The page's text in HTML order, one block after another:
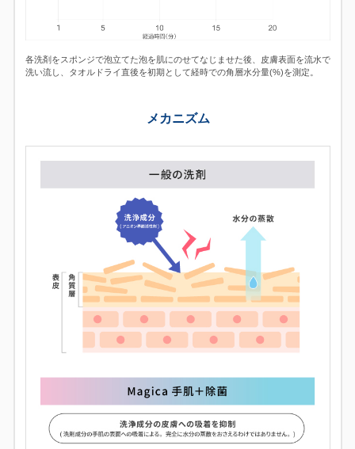
各洗剤をスポンジで泡立てた泡を肌にのせてなじませた後、皮膚表面を流水で
洗い流し、タオルドライ直後を初期として経時での角層水分量(%)を測定。
メカニズム